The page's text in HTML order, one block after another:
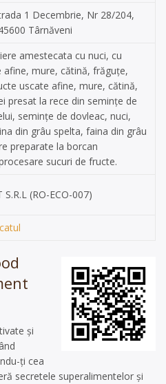
1 Decembrie, Nr 28/204,
Târnăveni
amestecata cu nuci, cu
afine, mure, cătină, frăguțe,
uscate afine, mure, cătină,
presat la rece din semințe de
semințe de dovleac, nuci,
din grâu spelta, faina din grâu
preparate la borcan
sucuri de fructe.
S.R.L (RO-ECO-007)
și
ți cea
secretele superalimentelor și